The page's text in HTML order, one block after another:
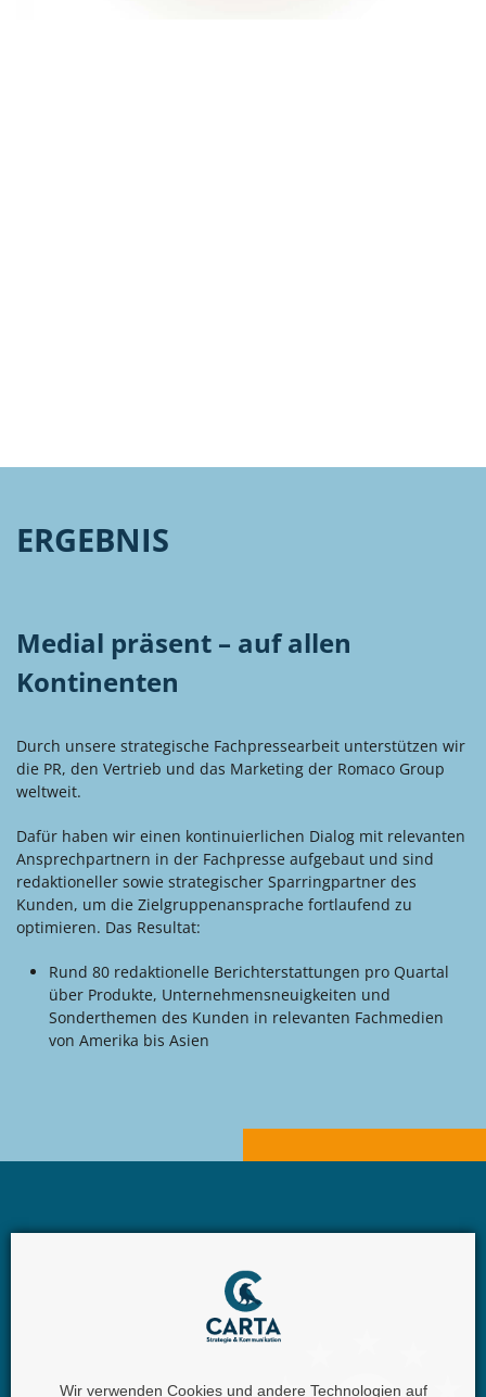
Wir verwenden Cookies und andere Technologien auf
ERGEBNIS
Medial präsent – auf allen
Kontinenten
Durch unsere strategische Fachpressearbeit unterstützen wir
die PR, den Vertrieb und das Marketing der Romaco Group
weltweit.
Dafür haben wir einen kontinuierlichen Dialog mit relevanten
Ansprechpartnern in der Fachpresse aufgebaut und sind
redaktioneller sowie strategischer Sparringpartner des
Kunden, um die Zielgruppenansprache fortlaufend zu
optimieren. Das Resultat:
Rund 80 redaktionelle Berichterstattungen pro Quartal
über Produkte, Unternehmensneuigkeiten und
Sonderthemen des Kunden in relevanten Fachmedien
von Amerika bis Asien